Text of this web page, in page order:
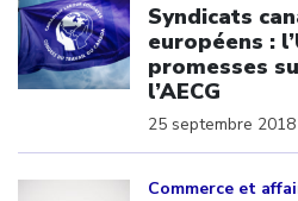
Syndicats
européens :
promesses
l’AECG
25 septembre 2018
Commerce et